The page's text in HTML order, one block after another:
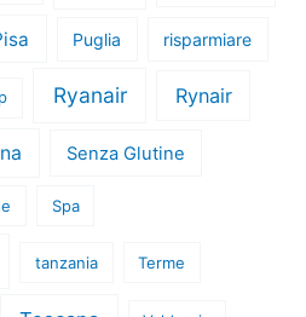
Puglia risparmiare
Ryanair Rynair
Senza Glutine
Spa
tanzania Terme